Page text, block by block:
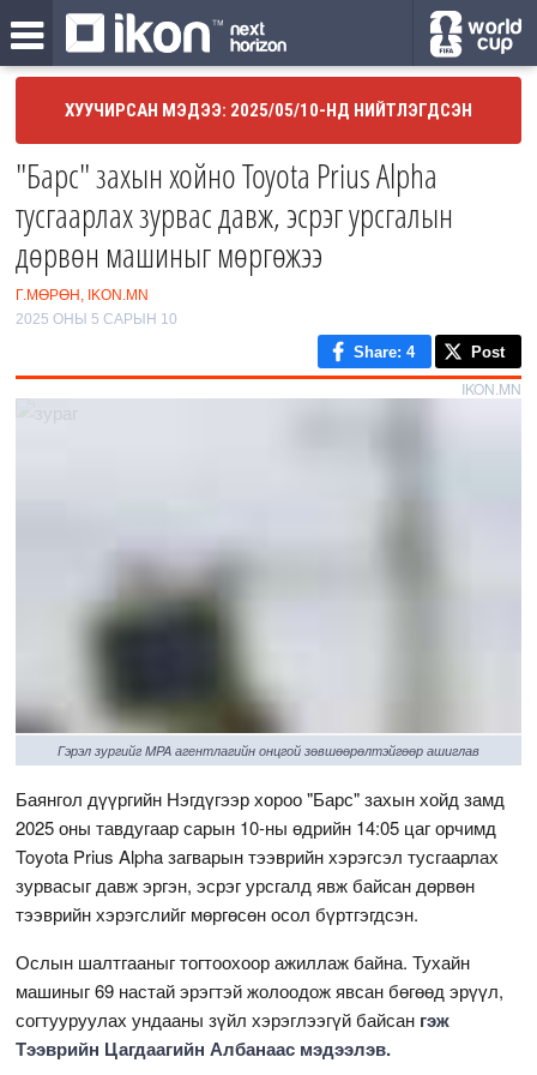
ХУУЧИРСАН МЭДЭЭ: 2025/05/10-НД НИЙТЛЭГДСЭН
"Барс" захын хойно Toyota Prius Alpha
тусгаарлах зурвас давж, эсрэг урсгалын
дөрвөн машиныг мөргөжээ
Г.МӨРӨН, IKON.MN
2025 ОНЫ 5 САРЫН 10
Share: 4 Post
IKON.MN
Гэрэл зургийг MPA агентлагийн онцгой зөвшөөрөлтэйгөөр ашиглав
Баянгол дүүргийн Нэгдүгээр хороо "Барс" захын хойд замд
2025 оны тавдугаар сарын 10-ны өдрийн 14:05 цаг орчимд
Toyota Prius Alpha загварын тээврийн хэрэгсэл тусгаарлах
зурвасыг давж эргэн, эсрэг урсгалд явж байсан дөрвөн
тээврийн хэрэгслийг мөргөсөн осол бүртгэгдсэн.
Ослын шалтгааныг тогтоохоор ажиллаж байна. Тухайн
машиныг 69 настай эрэгтэй жолоодож явсан бөгөөд эрүүл,
согтууруулах ундааны зүйл хэрэглээгүй байсан гэж
Тээврийн Цагдаагийн Албанаас мэдээлэв.